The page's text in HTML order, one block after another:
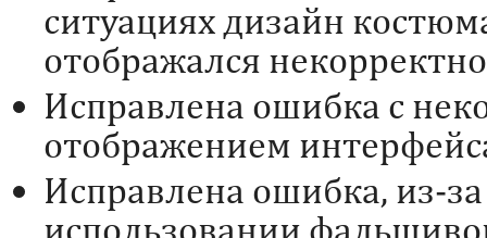
ситуациях дизайн
отображался
Исправлена ошибка с
отображением
Исправлена ошибка, из-
использовании